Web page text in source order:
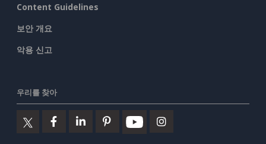
Content Guidelines
보안 개요
악용 신고
우리를 찾아